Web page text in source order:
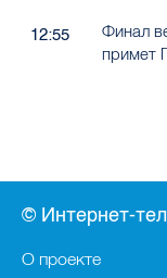
12:55
Финал
примет
© Интернет-
О проекте